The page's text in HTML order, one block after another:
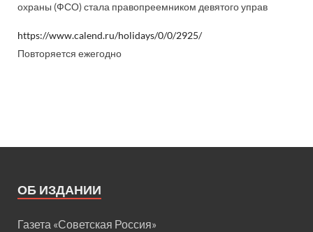
охраны (ФСО) стала правопреемником девятого управ
https://www.calend.ru/holidays/0/0/2925/
Повторяется ежегодно
ОБ ИЗДАНИИ
Газета «Советская Россия»